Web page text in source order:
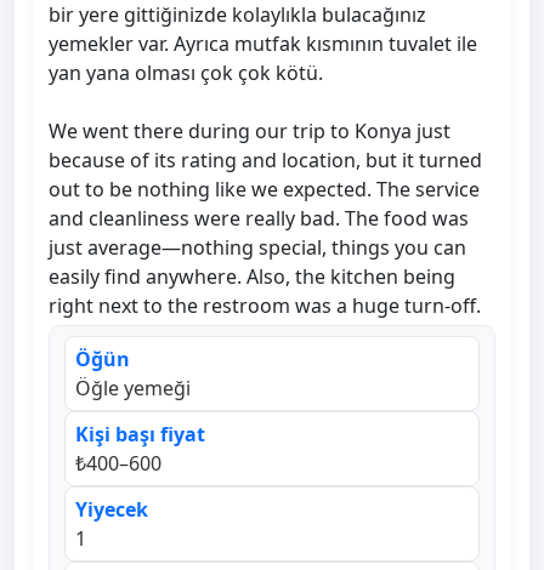
bir yere gittiğinizde kolaylıkla bulacağınız
yemekler var. Ayrıca mutfak kısmının tuvalet ile
yan yana olması çok çok kötü.
We went there during our trip to Konya just
because of its rating and location, but it turned
out to be nothing like we expected. The service
and cleanliness were really bad. The food was
just average—nothing special, things you can
easily find anywhere. Also, the kitchen being
right next to the restroom was a huge turn-off.
Öğün
Öğle yemeği
Kişi başı fiyat
₺400–600
Yiyecek
1